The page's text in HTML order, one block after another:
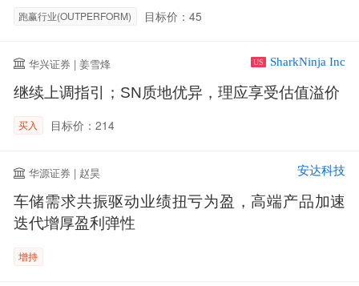
跑赢行业(OUTPERFORM) 目标价：45
华兴证券 | 姜雪烽 US SharkNinja Inc
继续上调指引；SN质地优异，理应享受估值溢价
买入 目标价：214
华源证券 | 赵昊 安达科技
车储需求共振驱动业绩扭亏为盈，高端产品加速
迭代增厚盈利弹性
增持